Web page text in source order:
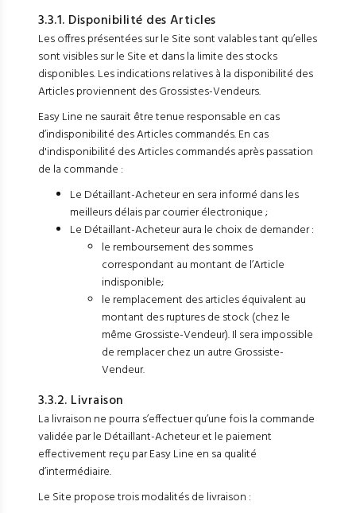
3.3.1. Disponibilité des Articles
Les offres présentées sur le Site sont valables tant qu’elles
sont visibles sur le Site et dans la limite des stocks
disponibles. Les indications relatives à la disponibilité des
Articles proviennent des Grossistes-Vendeurs.
Easy Line ne saurait être tenue responsable en cas
d’indisponibilité des Articles commandés. En cas
d'indisponibilité des Articles commandés après passation
de la commande :
Le Détaillant-Acheteur en sera informé dans les
meilleurs délais par courrier électronique ;
Le Détaillant-Acheteur aura le choix de demander :
le remboursement des sommes
correspondant au montant de l’Article
indisponible;
le remplacement des articles équivalent au
montant des ruptures de stock (chez le
même Grossiste-Vendeur). Il sera impossible
de remplacer chez un autre Grossiste-
Vendeur.
3.3.2. Livraison
La livraison ne pourra s’effectuer qu’une fois la commande
validée par le Détaillant-Acheteur et le paiement
effectivement reçu par Easy Line en sa qualité
d’intermédiaire.
Le Site propose trois modalités de livraison :